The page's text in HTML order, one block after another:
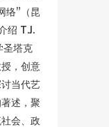
络”（昆
绍 T.J.
圣塔克
，创意
当代艺
述，聚
会、政